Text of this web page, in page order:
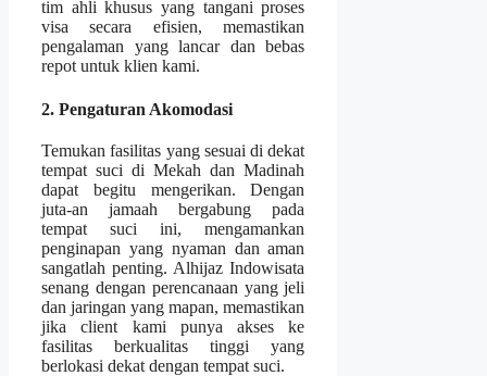
tim ahli khusus yang tangani proses
visa secara efisien, memastikan
pengalaman yang lancar dan bebas
repot untuk klien kami.
2. Pengaturan Akomodasi
Temukan fasilitas yang sesuai di dekat
tempat suci di Mekah dan Madinah
dapat begitu mengerikan. Dengan
juta-an jamaah bergabung pada
tempat suci ini, mengamankan
penginapan yang nyaman dan aman
sangatlah penting. Alhijaz Indowisata
senang dengan perencanaan yang jeli
dan jaringan yang mapan, memastikan
jika client kami punya akses ke
fasilitas berkualitas tinggi yang
berlokasi dekat dengan tempat suci.